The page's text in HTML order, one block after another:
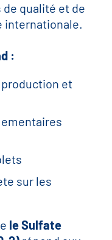
qualité et de
internationale.
:
et
sur les
le Sulfate